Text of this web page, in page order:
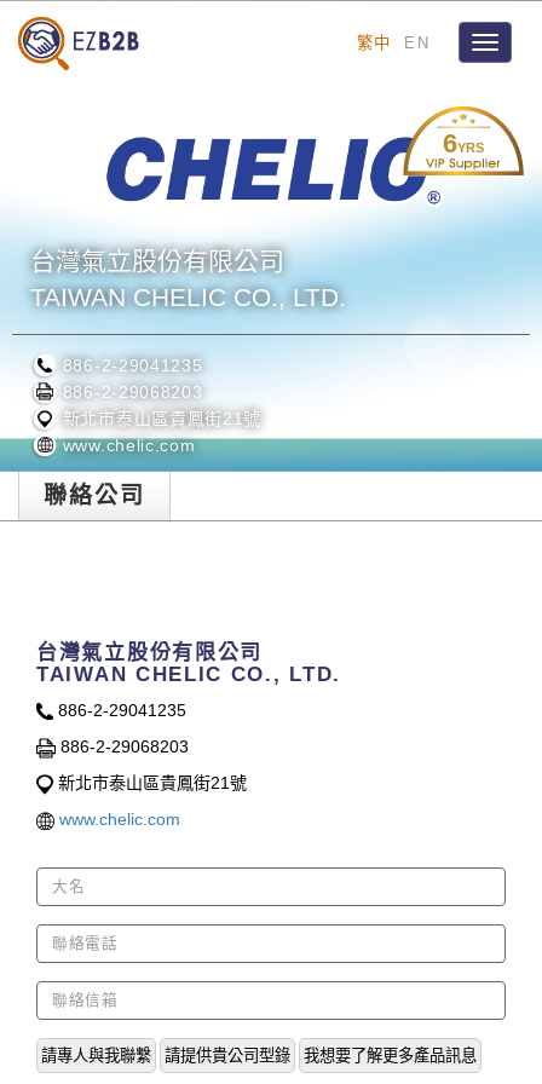
繁中 EN
Toggle
6YRS
台灣氣立股份有限公司
TAIWAN CHELIC CO., LTD.
886-2-29041235
886-2-29068203
新北市泰山區貴鳳街21號
www.chelic.com
聯絡公司
台灣氣立股份有限公司
TAIWAN CHELIC CO., LTD.
886-2-29041235
886-2-29068203
新北市泰山區貴鳳街21號
www.chelic.com
請專人與我聯繫 請提供貴公司型錄 我想要了解更多產品訊息